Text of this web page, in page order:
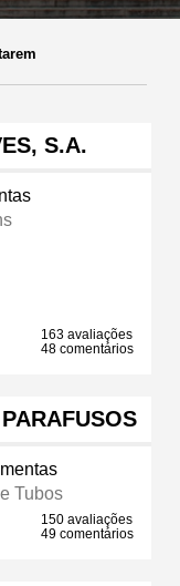
S.A.
163 avaliações
48 comentários
Tubos
150 avaliações
49 comentários